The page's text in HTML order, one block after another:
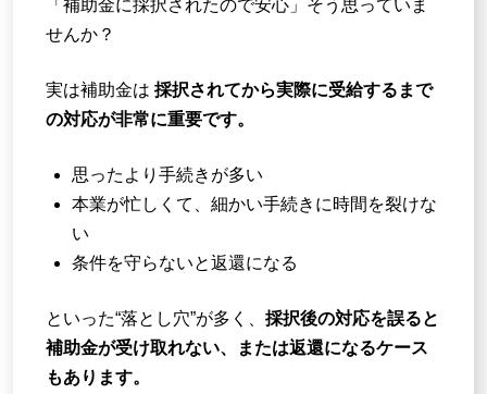
「補助金に採択されたので安心」そう思っていま
せんか？
実は補助金は 採択されてから実際に受給するまで
の対応が非常に重要です。
思ったより手続きが多い
本業が忙しくて、細かい手続きに時間を裂けな
い
条件を守らないと返還になる
といった“落とし穴”が多く、 採択後の対応を誤ると
補助金が受け取れない、または返還になるケース
もあります。